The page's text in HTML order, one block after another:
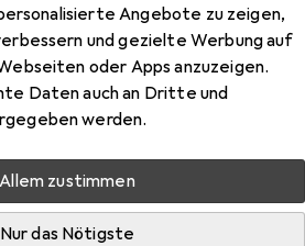
Angebote zu zeigen,
und gezielte Werbung auf
oder Apps anzuzeigen.
Daten auch an Dritte und
werden.
Allem zustimmen
Nur das Nötigste
Smart Wand 2
Zubehör zum Produkt LELO
den Kategorien Gleitmittel und